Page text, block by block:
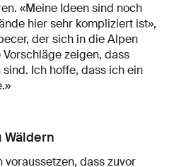
«Meine Ideen sind noch
hier sehr kompliziert ist»,
der sich in die Alpen
zeigen, dass
Ich hoffe, dass ich ein
dass zuvor